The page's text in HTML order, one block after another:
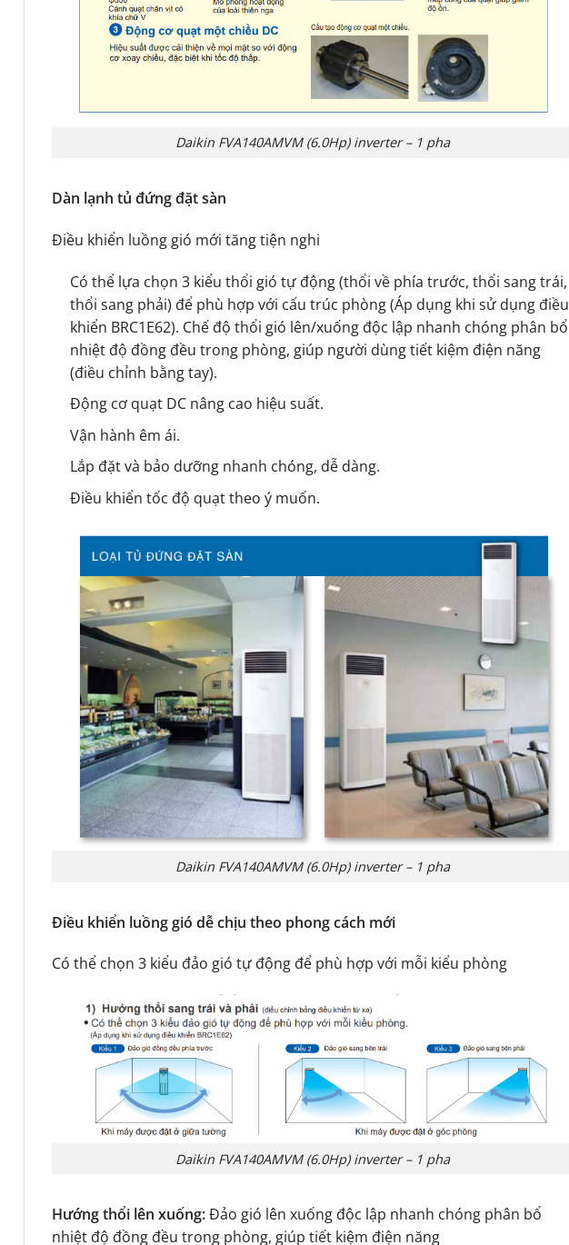
Daikin FVA140AMVM (6.0Hp) inverter – 1 pha
Dàn lạnh tủ đứng đặt sàn
Điều khiển luồng gió mới tăng tiện nghi
Có thể lựa chọn 3 kiểu thổi gió tự động (thổi về phía trước, thổi sang trái,
thổi sang phải) để phù hợp với cấu trúc phòng (Áp dụng khi sử dụng điều
khiển BRC1E62). Chế độ thổi gió lên/xuống độc lập nhanh chóng phân bổ
nhiệt độ đồng đều trong phòng, giúp người dùng tiết kiệm điện năng
(điều chỉnh bằng tay).
Động cơ quạt DC nâng cao hiệu suất.
Vận hành êm ái.
Lắp đặt và bảo dưỡng nhanh chóng, dễ dàng.
Điều khiển tốc độ quạt theo ý muốn.
Daikin FVA140AMVM (6.0Hp) inverter – 1 pha
Điều khiển luồng gió dễ chịu theo phong cách mới
Có thể chọn 3 kiểu đảo gió tự động để phù hợp với mỗi kiểu phòng
Daikin FVA140AMVM (6.0Hp) inverter – 1 pha
Hướng thổi lên xuống:Đảo gió lên xuống độc lập nhanh chóng phân bổ
nhiệt độ đồng đều trong phòng, giúp tiết kiệm điện năng